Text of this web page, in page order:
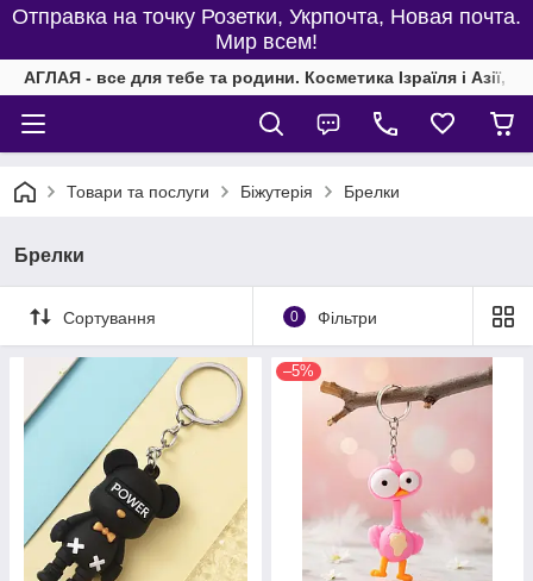
Отправка на точку Розетки, Укрпочта, Новая почта.
Мир всем!
АГЛАЯ - все для тебе та родини. Косметика Ізраїля і Азії,
Товари та послуги Біжутерія Брелки
Брелки
Сортування 0 Фільтри
–5%